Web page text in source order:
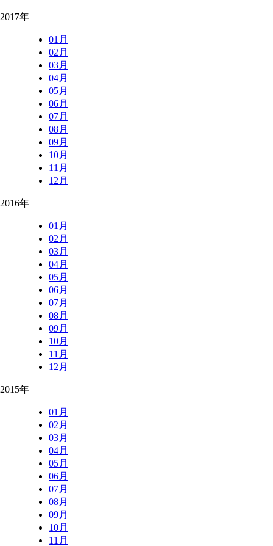
2017年
01月
02月
03月
04月
05月
06月
07月
08月
09月
10月
11月
12月
2016年
01月
02月
03月
04月
05月
06月
07月
08月
09月
10月
11月
12月
2015年
01月
02月
03月
04月
05月
06月
07月
08月
09月
10月
11月